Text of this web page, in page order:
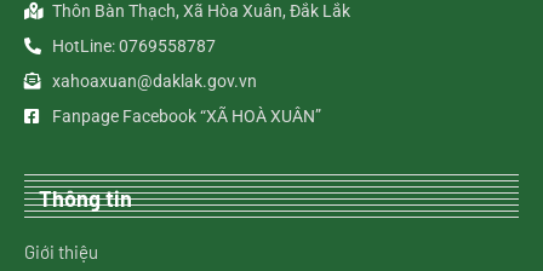
Thôn Bàn Thạch, Xã Hòa Xuân, Đắk Lắk
HotLine: 0769558787
xahoaxuan@daklak.gov.vn
Fanpage Facebook “XÃ HOÀ XUÂN”
Thông tin
Giới thiệu